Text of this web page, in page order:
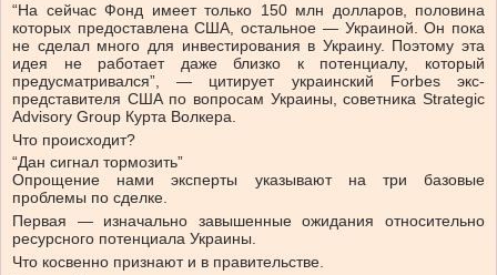
“На сейчас Фонд имеет только 150 млн долларов, половина
которых предоставлена США, остальное — Украиной. Он пока
не сделал много для инвестирования в Украину. Поэтому эта
идея не работает даже близко к потенциалу, который
предусматривался”, — цитирует украинский Forbes экс-
представителя США по вопросам Украины, советника Strategic
Advisory Group Курта Волкера.
Что происходит?
“Дан сигнал тормозить”
Опрощение нами эксперты указывают на три базовые
проблемы по сделке.
Первая — изначально завышенные ожидания относительно
ресурсного потенциала Украины.
Что косвенно признают и в правительстве.